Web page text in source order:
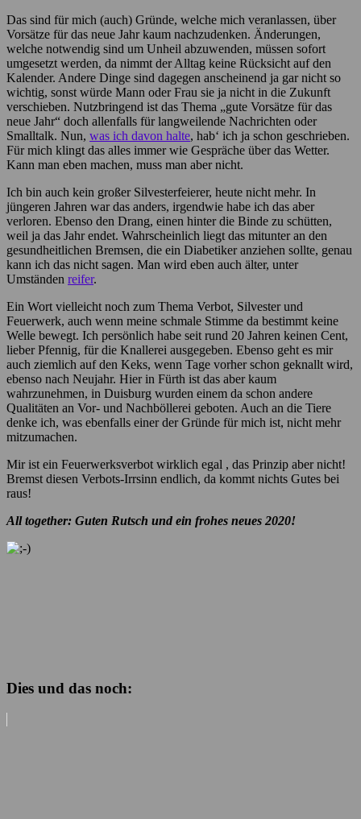
Das sind für mich (auch) Gründe, welche mich veranlassen, über
Vorsätze für das neue Jahr kaum nachzudenken. Änderungen,
welche notwendig sind um Unheil abzuwenden, müssen sofort
umgesetzt werden, da nimmt der Alltag keine Rücksicht auf den
Kalender. Andere Dinge sind dagegen anscheinend ja gar nicht so
wichtig, sonst würde Mann oder Frau sie ja nicht in die Zukunft
verschieben. Nutzbringend ist das Thema „gute Vorsätze für das
neue Jahr“ doch allenfalls für langweilende Nachrichten oder
Smalltalk. Nun, was ich davon halte, hab‘ ich ja schon geschrieben.
Für mich klingt das alles immer wie Gespräche über das Wetter.
Kann man eben machen, muss man aber nicht.
Ich bin auch kein großer Silvesterfeierer, heute nicht mehr. In
jüngeren Jahren war das anders, irgendwie habe ich das aber
verloren. Ebenso den Drang, einen hinter die Binde zu schütten,
weil ja das Jahr endet. Wahrscheinlich liegt das mitunter an den
gesundheitlichen Bremsen, die ein Diabetiker anziehen sollte, genau
kann ich das nicht sagen. Man wird eben auch älter, unter
Umständen reifer.
Ein Wort vielleicht noch zum Thema Verbot, Silvester und
Feuerwerk, auch wenn meine schmale Stimme da bestimmt keine
Welle bewegt. Ich persönlich habe seit rund 20 Jahren keinen Cent,
lieber Pfennig, für die Knallerei ausgegeben. Ebenso geht es mir
auch ziemlich auf den Keks, wenn Tage vorher schon geknallt wird,
ebenso nach Neujahr. Hier in Fürth ist das aber kaum
wahrzunehmen, in Duisburg wurden einem da schon andere
Qualitäten an Vor- und Nachböllerei geboten. Auch an die Tiere
denke ich, was ebenfalls einer der Gründe für mich ist, nicht mehr
mitzumachen.
Mir ist ein Feuerwerksverbot wirklich egal , das Prinzip aber nicht!
Bremst diesen Verbots-Irrsinn endlich, da kommt nichts Gutes bei
raus!
All together: Guten Rutsch und ein frohes neues 2020!
Dies und das noch: